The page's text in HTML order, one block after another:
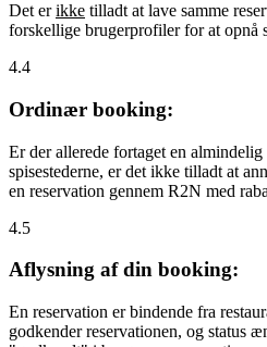
Det erikke tilladt at lave samme
forskellige brugerprofiler for at opnå
4.4
Ordinær booking:
Er der allerede fortaget en
spisestederne, er det ikke tilladt at
en reservation gennem R2N med
4.5
Aflysning af din booking:
En reservation er bindende fra
godkender reservationen, og status